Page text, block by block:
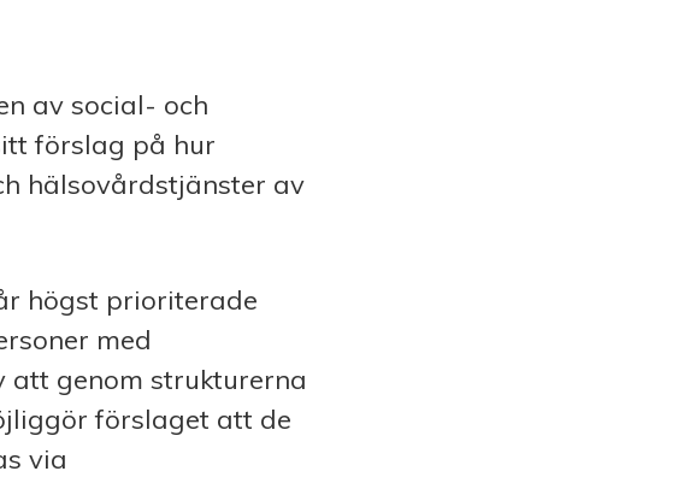
av social- och
förslag på hur
hälsovårdstjänster av
högst prioriterade
med
att genom strukturerna
förslaget att de
via